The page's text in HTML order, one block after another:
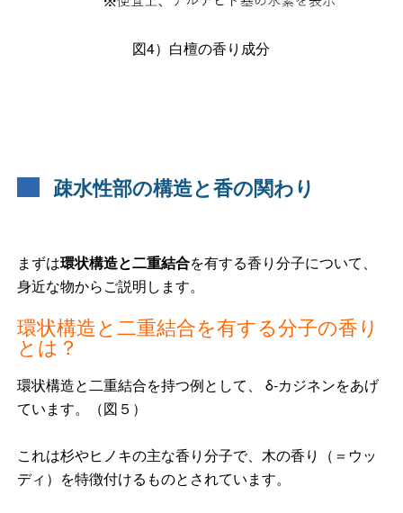
図4）白檀の香り成分
疎水性部の構造と香の関わり
まずは環状構造と二重結合を有する香り分子について、
身近な物からご説明します。
環状構造と二重結合を有する分子の香り
とは？
環状構造と二重結合を持つ例として、 δ-カジネンをあげ
ています。（図５）
これは杉やヒノキの主な香り分子で、木の香り（＝ウッ
ディ）を特徴付けるものとされています。